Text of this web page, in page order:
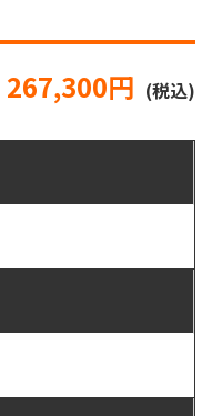
267,300円 (税込)